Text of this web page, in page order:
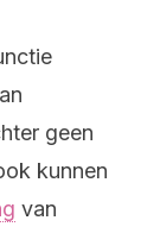
geen
kunnen
van